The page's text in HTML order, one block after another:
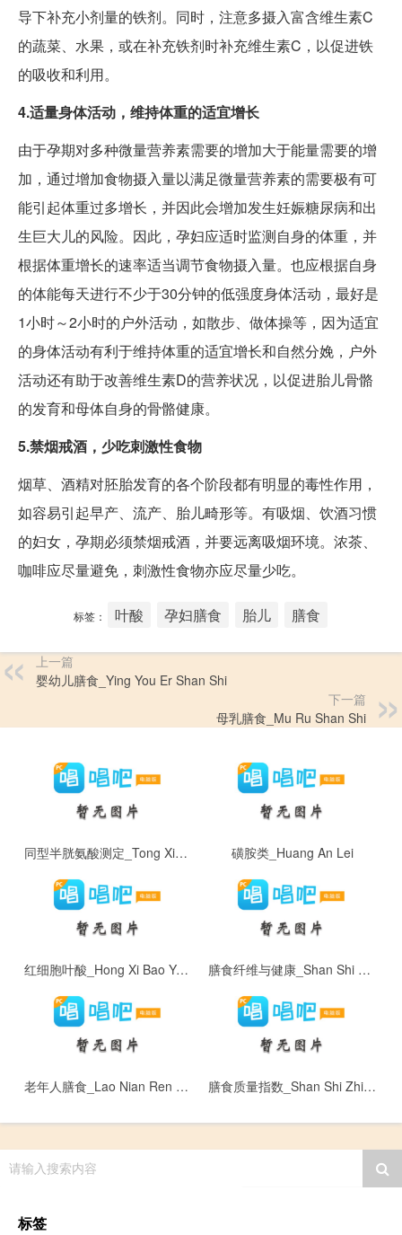
导下补充小剂量的铁剂。同时，注意多摄入富含维生素C
的蔬菜、水果，或在补充铁剂时补充维生素C，以促进铁
的吸收和利用。
4.适量身体活动，维持体重的适宜增长
由于孕期对多种微量营养素需要的增加大于能量需要的增
加，通过增加食物摄入量以满足微量营养素的需要极有可
能引起体重过多增长，并因此会增加发生妊娠糖尿病和出
生巨大儿的风险。因此，孕妇应适时监测自身的体重，并
根据体重增长的速率适当调节食物摄入量。也应根据自身
的体能每天进行不少于30分钟的低强度身体活动，最好是
1小时～2小时的户外活动，如散步、做体操等，因为适宜
的身体活动有利于维持体重的适宜增长和自然分娩，户外
活动还有助于改善维生素D的营养状况，以促进胎儿骨骼
的发育和母体自身的骨骼健康。
5.禁烟戒酒，少吃刺激性食物
烟草、酒精对胚胎发育的各个阶段都有明显的毒性作用，
如容易引起早产、流产、胎儿畸形等。有吸烟、饮酒习惯
的妇女，孕期必须禁烟戒酒，并要远离吸烟环境。浓茶、
咖啡应尽量避免，刺激性食物亦应尽量少吃。
标签： 叶酸 孕妇膳食 胎儿 膳食
上一篇
婴幼儿膳食_Ying You Er Shan Shi
下一篇
母乳膳食_Mu Ru Shan Shi
同型半胱氨酸测定_Tong Xing Ban Guang An Suan 磺胺类_Huang An Lei
红细胞叶酸_Hong Xi Bao Ye Suan 膳食纤维与健康_Shan Shi Xian Wei
老年人膳食_Lao Nian Ren Shan Shi 膳食质量指数_Shan Shi Zhi Liang Zhi Shu
请输入搜索内容
标签